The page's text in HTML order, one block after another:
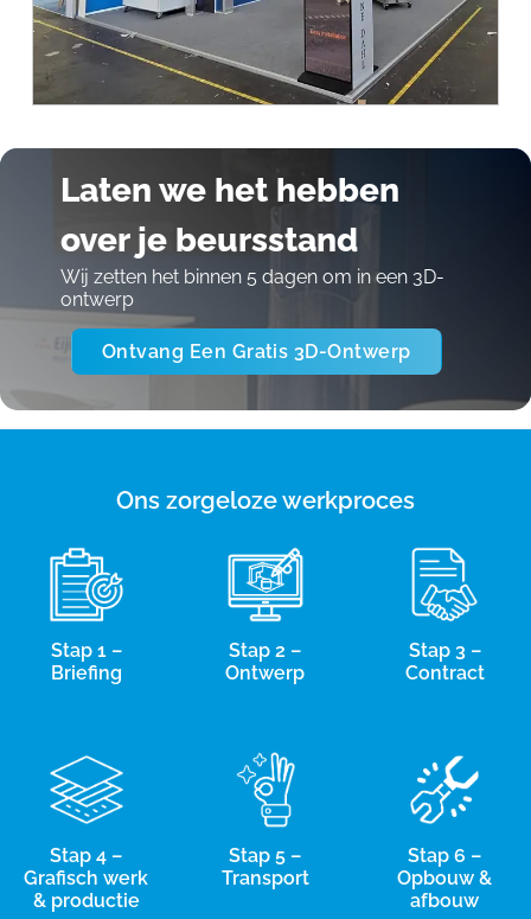
Laten we het hebben
over je beursstand
Wij zetten het binnen 5 dagen om in een 3D-
ontwerp
Ontvang Een Gratis 3D-Ontwerp
Ons zorgeloze werkproces
Stap 1 –
Briefing
Stap 2 –
Ontwerp
Stap 3 –
Contract
Stap 4 –
Grafisch werk
& productie
Stap 5 –
Transport
Stap 6 –
Opbouw &
afbouw